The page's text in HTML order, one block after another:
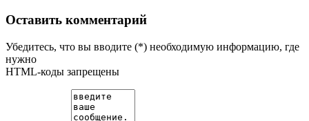
Оставить комментарий
Убедитесь, что вы вводите (*) необходимую информацию, где
нужно
HTML-коды запрещены